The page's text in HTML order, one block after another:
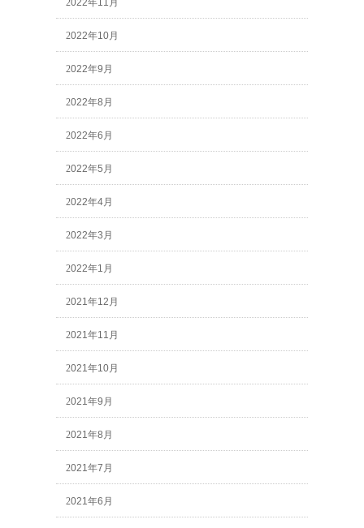
2022年11月
2022年10月
2022年9月
2022年8月
2022年6月
2022年5月
2022年4月
2022年3月
2022年1月
2021年12月
2021年11月
2021年10月
2021年9月
2021年8月
2021年7月
2021年6月